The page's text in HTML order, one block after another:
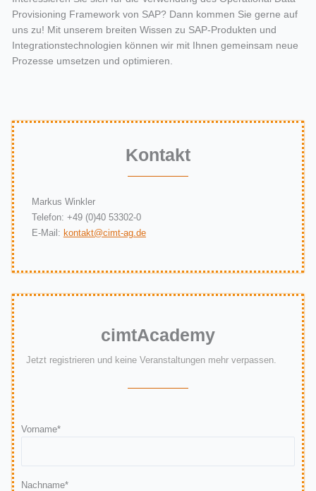
Provisioning Framework von SAP? Dann kommen Sie gerne auf
uns zu! Mit unserem breiten Wissen zu SAP-Produkten und
Integrationstechnologien können wir mit Ihnen gemeinsam neue
Prozesse umsetzen und optimieren.
Kontakt
Markus Winkler
Telefon: +49 (0)40 53302-0
E-Mail: kontakt@cimt-ag.de
cimtAcademy
Jetzt registrieren und keine Veranstaltungen mehr verpassen.​
Vorname*
Nachname*